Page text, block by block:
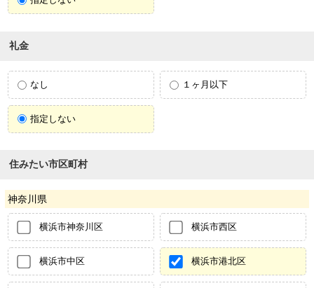
礼金
なし １ヶ月以下
指定しない
住みたい市区町村
神奈川県
横浜市神奈川区 横浜市西区
横浜市中区 横浜市港北区